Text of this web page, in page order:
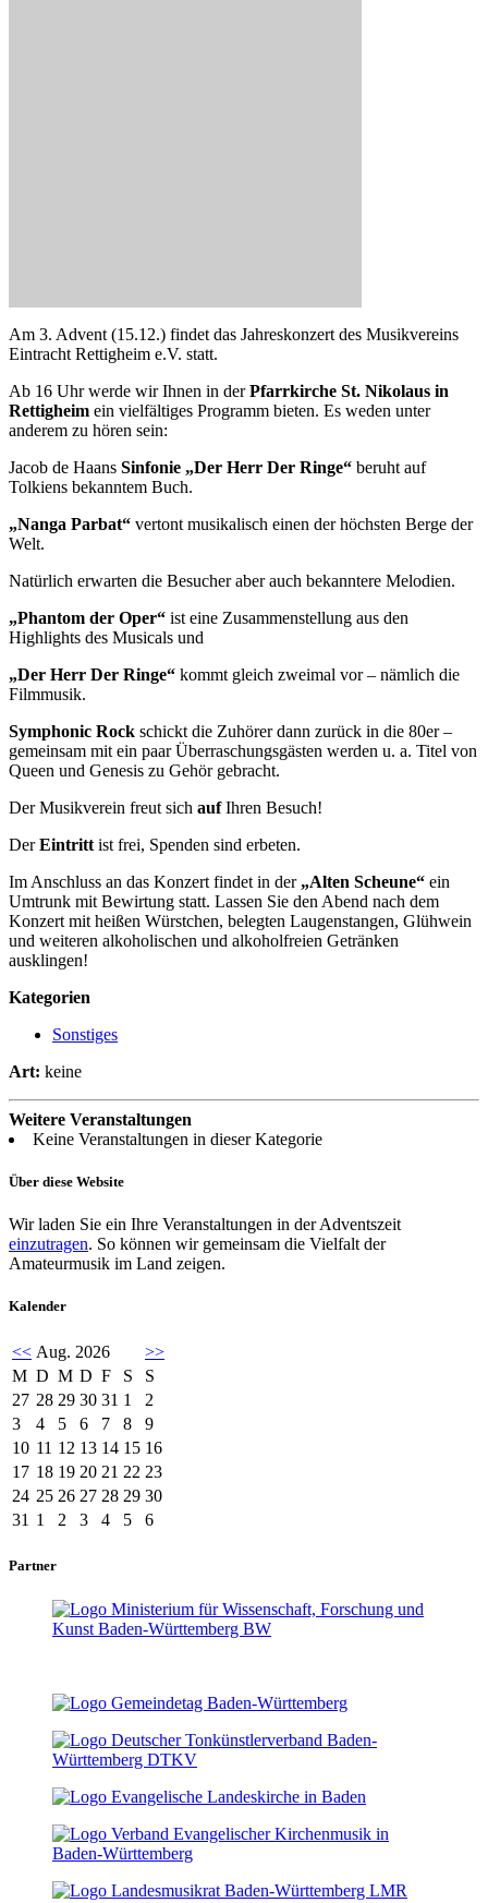
Am 3. Advent (15.12.) findet das Jahreskonzert des Musikvereins
Eintracht Rettigheim e.V. statt.
Ab 16 Uhr werde wir Ihnen in derPfarrkirche St. Nikolaus in
Rettigheim ein vielfältiges Programm bieten. Es weden unter
anderem zu hören sein:
Jacob de Haans Sinfonie „Der Herr Der Ringe“ beruht auf
Tolkiens bekanntem Buch.
„Nanga Parbat“ vertont musikalisch einen der höchsten Berge der
Welt.
Natürlich erwarten die Besucher aber auch bekanntere Melodien.
„Phantom der Oper“ ist eine Zusammenstellung aus den
Highlights des Musicals und
„Der Herr Der Ringe“ kommt gleich zweimal vor – nämlich die
Filmmusik.
Symphonic Rock schickt die Zuhörer dann zurück in die 80er –
gemeinsam mit ein paar Überraschungsgästen werden u. a. Titel von
Queen und Genesis zu Gehör gebracht.
Der Musikverein freut sich aufIhren Besuch!
DerEintritt ist frei, Spenden sind erbeten.
Im Anschluss an das Konzert findet in der „Alten Scheune“ ein
Umtrunk mit Bewirtung statt. Lassen Sie den Abend nach dem
Konzert mit heißen Würstchen, belegten Laugenstangen, Glühwein
und weiteren alkoholischen und alkoholfreien Getränken
ausklingen!
Kategorien
Sonstiges
Art: keine
Weitere Veranstaltungen
Keine Veranstaltungen in dieser Kategorie
Über diese Website
Wir laden Sie ein Ihre Veranstaltungen in der Adventszeit
einzutragen. So können wir gemeinsam die Vielfalt der
Amateurmusik im Land zeigen.
Kalender
<< Aug. 2026
>>
M D M D F S
S
27 28 29 30 31 1
2
3
4 5 6 7 8
9
10 11 12 13 14 15 16
17 18 19 20 21 22 23
24 25 26 27 28 29 30
31 1 2 3 4 5 6
Partner